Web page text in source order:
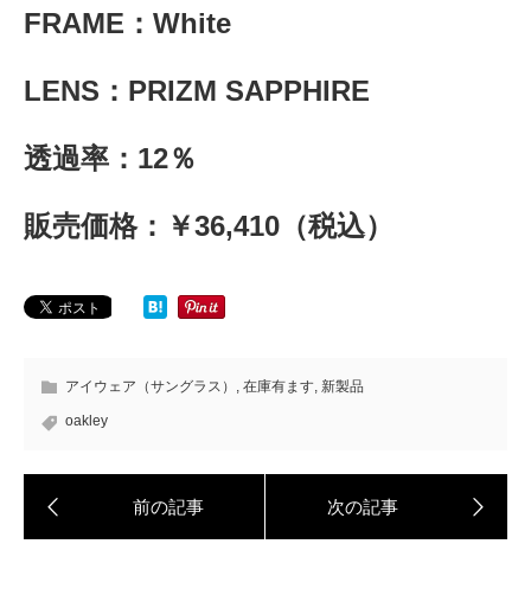
FRAME：White
LENS：PRIZM SAPPHIRE
透過率：12％
販売価格：￥36,410（税込）
アイウェア（サングラス） , 在庫有ます, 新製品
oakley